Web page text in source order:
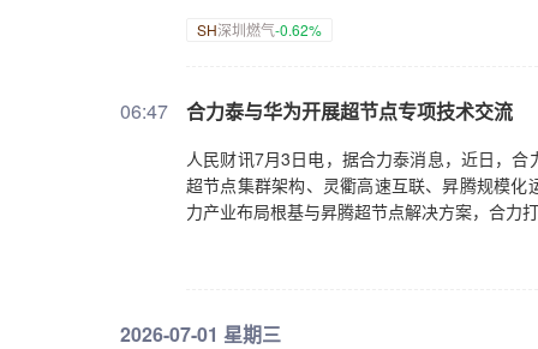
SH深圳燃气-0.62%
06:47 合力泰与华为开展超节点专项技术交流
人民财讯7月3日电，据合力泰消息，近日，
超节点集群架构、灵衢高速互联、昇腾规模
力产业布局根基与昇腾超节点解决方案，合力
2026-07-01 星期三